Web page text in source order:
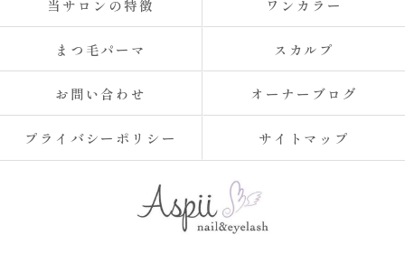
当サロンの特徴 ワンカラー
まつ毛パーマ スカルプ
お問い合わせ オーナーブログ
プライバシーポリシー サイトマップ